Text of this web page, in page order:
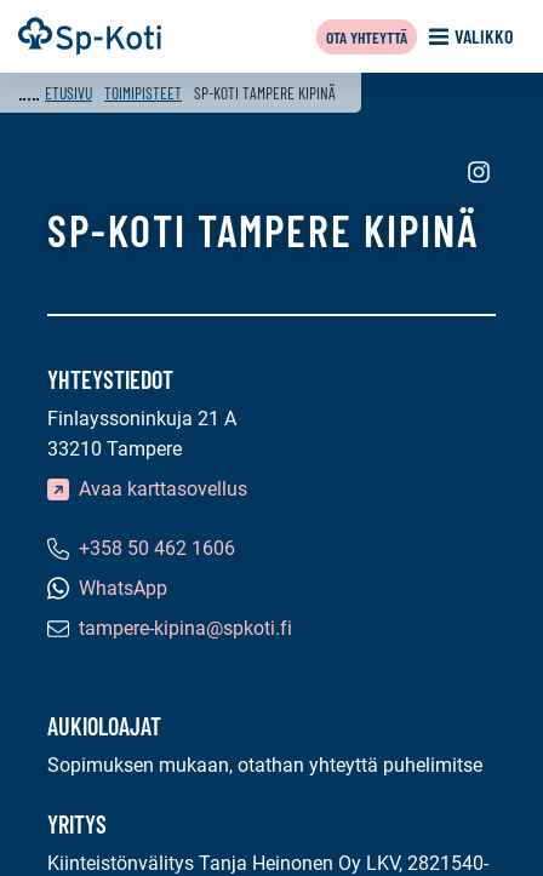
Siirry
sisältöön
Etusivu VALIKKO
OTA YHTEYTTÄ
ETUSIVU TOIMIPISTEET SP-KOTI TAMPERE KIPINÄ
media:
SP-KOTI TAMPERE KIPINÄ
YHTEYSTIEDOT
Finlayssoninkuja 21 A
33210 Tampere
Avaa karttasovellus
Puhelinnumero:
+358 50 462 1606
WhatsApp
Sähköpostiosoite:
tampere-kipina@spkoti.fi
AUKIOLOAJAT
Sopimuksen mukaan, otathan yhteyttä puhelimitse
YRITYS
Kiinteistönvälitys Tanja Heinonen Oy LKV, 2821540-